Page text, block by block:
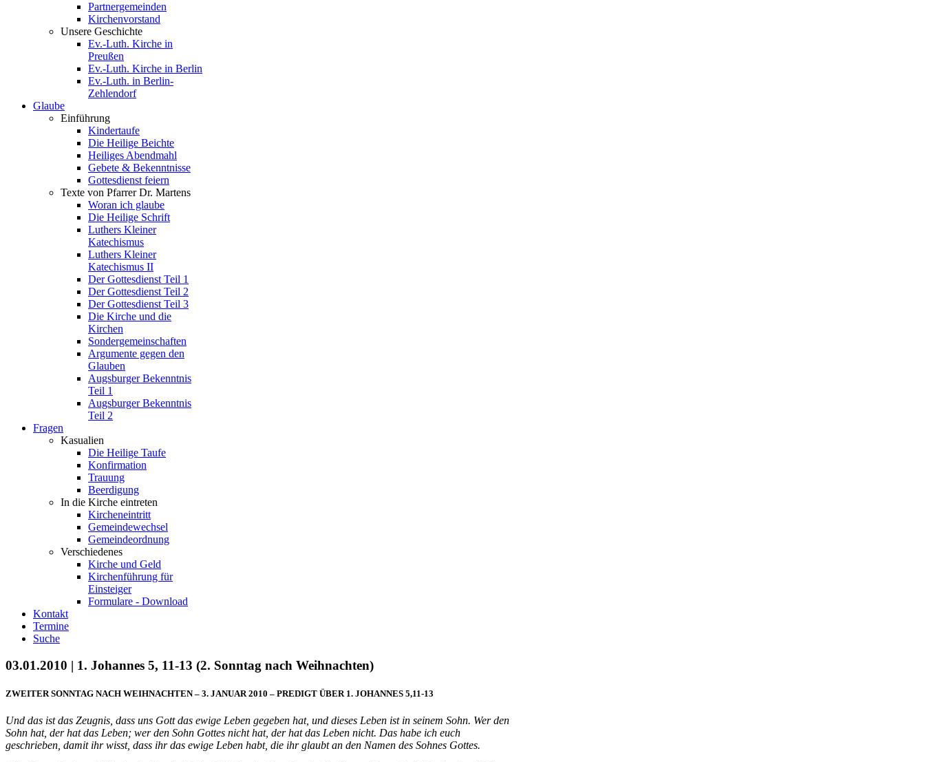
Partnergemeinden
Kirchenvorstand
Unsere Geschichte
Ev.-Luth. Kirche in
Preußen
Ev.-Luth. Kirche in Berlin
Ev.-Luth. in Berlin-
Zehlendorf
Glaube
Einführung
Kindertaufe
Die Heilige Beichte
Heiliges Abendmahl
Gebete & Bekenntnisse
Gottesdienst feiern
Texte von Pfarrer Dr. Martens
Woran ich glaube
Die Heilige Schrift
Luthers Kleiner
Katechismus
Luthers Kleiner
Katechismus II
Der Gottesdienst Teil 1
Der Gottesdienst Teil 2
Der Gottesdienst Teil 3
Die Kirche und die
Kirchen
Sondergemeinschaften
Argumente gegen den
Glauben
Augsburger Bekenntnis
Teil 1
Augsburger Bekenntnis
Teil 2
Fragen
Kasualien
Die Heilige Taufe
Konfirmation
Trauung
Beerdigung
In die Kirche eintreten
Kircheneintritt
Gemeindewechsel
Gemeindeordnung
Verschiedenes
Kirche und Geld
Kirchenführung für
Einsteiger
Formulare - Download
Kontakt
Termine
Suche
03.01.2010 | 1. Johannes 5, 11-13 (2. Sonntag nach Weihnachten)
ZWEITER SONNTAG NACH WEIHNACHTEN – 3. JANUAR 2010 – PREDIGT ÜBER 1. JOHANNES 5,11-13
Und das ist das Zeugnis, dass uns Gott das ewige Leben gegeben hat, und dieses Leben ist in seinem Sohn. Wer den
Sohn hat, der hat das Leben; wer den Sohn Gottes nicht hat, der hat das Leben nicht. Das habe ich euch
geschrieben, damit ihr wisst, dass ihr das ewige Leben habt, die ihr glaubt an den Namen des Sohnes Gottes.